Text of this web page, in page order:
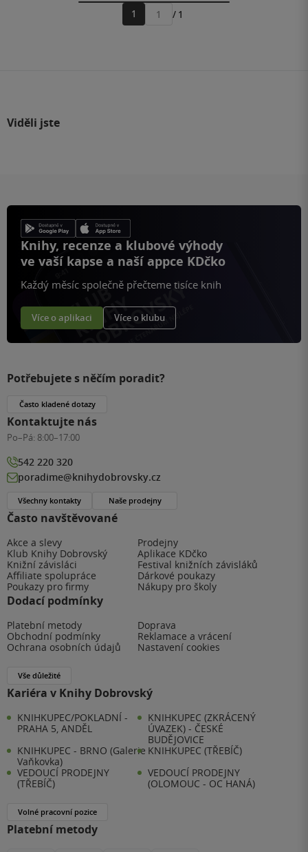
1
Přejít
/ 1
Viděli jste
Knihy, recenze a klubové výhody
ve vaší kapse a naší appce KDčko
Každý měsíc společně přečteme tisíce knih
Více o aplikaci Více o klubu
Často navštěvované
Akce a slevy
Prodejny
Klub Knihy Dobrovský
Aplikace KDčko
Knižní závisláci
Festival knižních závisláků
Affiliate spolupráce
Dárkové poukazy
Poukazy pro firmy
Nákupy pro školy
Dodací podmínky
Platební metody
Doprava
Obchodní podmínky
Reklamace a vrácení
Ochrana osobních údajů
Nastavení cookies
Vše důležité
Kariéra v Knihy Dobrovský
KNIHKUPEC/POKLADNÍ -
PRAHA 5, ANDĚL
KNIHKUPEC (ZKRÁCENÝ
ÚVAZEK) - ČESKÉ
BUDĚJOVICE
KNIHKUPEC - BRNO (Galerie
Vaňkovka)
KNIHKUPEC (TŘEBÍČ)
VEDOUCÍ PRODEJNY
(TŘEBÍČ)
VEDOUCÍ PRODEJNY
(OLOMOUC - OC HANÁ)
Volné pracovní pozice
Platební metody
Potřebujete s něčím poradit?
Často kladené dotazy
Kontaktujte nás
Po–Pá: 8:00–17:00
542 220 320
poradime@knihydobrovsky.cz
Všechny kontakty Naše prodejny